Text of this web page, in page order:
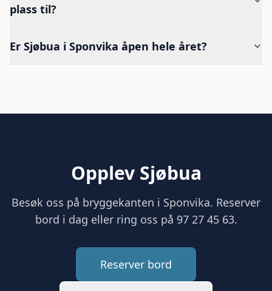
plass til?
Er Sjøbua i Sponvika åpen hele året?
Opplev Sjøbua
Besøk oss på bryggekanten i Sponvika. Reserver
bord i dag eller ring oss på 97 27 45 63.
Reserver bord